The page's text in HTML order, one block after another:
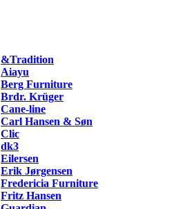
&Tradition
Aiayu
Berg Furniture
Brdr. Krüger
Cane-line
Carl Hansen & Søn
Clic
dk3
Eilersen
Erik Jørgensen
Fredericia Furniture
Fritz Hansen